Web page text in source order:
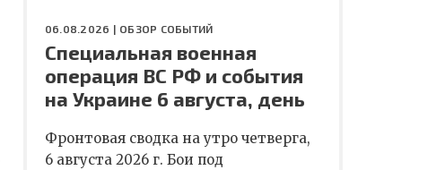
06.08.2026 | ОБЗОР СОБЫТИЙ
Специальная военная
операция ВС РФ и события
на Украине 6 августа, день
Фронтовая сводка на утро четверга,
6 августа 2026 г. Бои под